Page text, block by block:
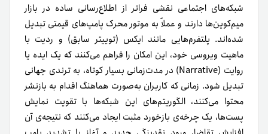
شبکه‌های اجتماعی نقشی فراتر از اطلاع‌رسانی ساده در بازار
میم‌کوین‌ها دارند و عملاً به موتور محرک پامپ‌های قیمتی تبدیل
شده‌اند. پلتفرم‌هایی مانند ایکس (توییتر سابق) و ردیت با
ماهیت ویروسی خود، این امکان را فراهم می‌کنند که یک ایده یا
روایت (Narrative) در مدت‌زمانی بسیار کوتاه، به ترندی جهانی
تبدیل شود. زمانی که کاربران به‌صورت هماهنگ اقدام به بازنشر
محتوا می‌کنند، الگوریتم‌های این شبکه‌ها با تقویت نمایش
پست‌ها، یک چرخه‌ی بازخورد مثبت ایجاد می‌کنند که نتیجه‌ی آن